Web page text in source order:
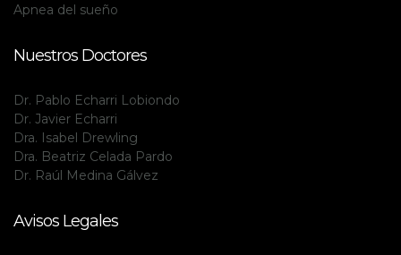
Apnea del sueño
Nuestros Doctores
Dr. Pablo Echarri Lobiondo
Dr. Javier Echarri
Dra. Isabel Drewling
Dra. Beatriz Celada Pardo
Dr. Raúl Medina Gálvez
Avisos Legales